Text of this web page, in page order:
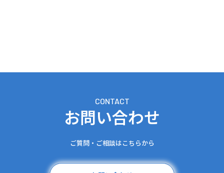
CONTACT
お問い合わせ
ご質問‧ご相談はこちらから